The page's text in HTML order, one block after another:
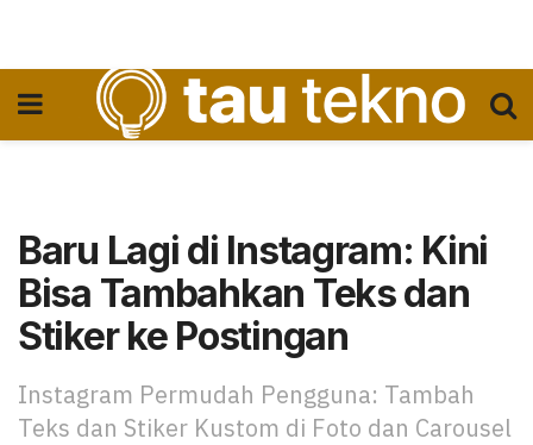
Baru Lagi di Instagram: Kini
Bisa Tambahkan Teks dan
Stiker ke Postingan
Instagram Permudah Pengguna: Tambah
Teks dan Stiker Kustom di Foto dan Carousel